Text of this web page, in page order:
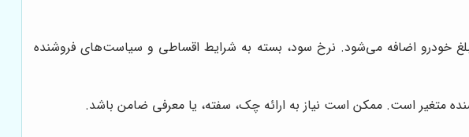
خودرو اضافه می‌شود. نرخ سود، بسته به شرایط اقساطی و سیاست‌های فروشنده
متغیر است. ممکن است نیاز به ارائه چک، سفته، یا معرفی ضامن باشد.